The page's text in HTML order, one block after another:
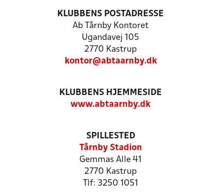
KLUBBENS POSTADRESSE
Ab Tårnby Kontoret
Ugandavej 105
2770 Kastrup
kontor@abtaarnby.dk
KLUBBENS HJEMMESIDE
www.abtaarnby.dk
SPILLESTED
Tårnby Stadion
Gemmas Alle 41
2770 Kastrup
Tlf: 3250 1051